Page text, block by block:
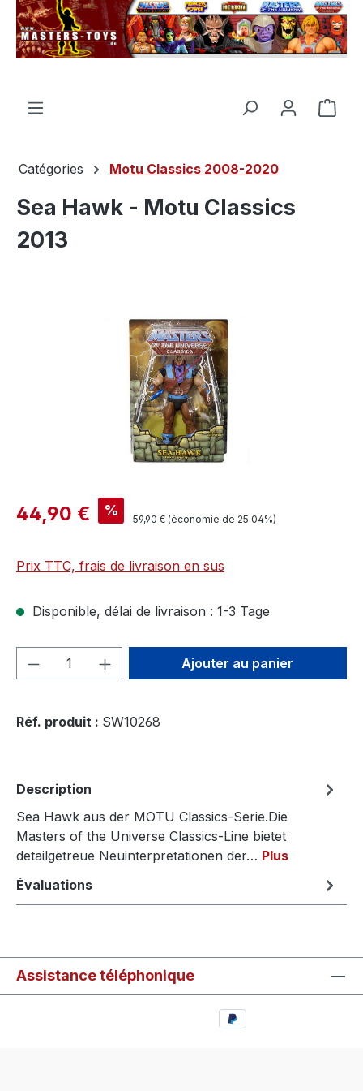
principal
Le
Catégories Motu Classics 2008-2020
Sea Hawk - Motu Classics
2013
44,90 € %
59,90 € (économie de 25.04%)
Prix TTC, frais de livraison en sus
Disponible, délai de livraison : 1-3 Tage
Quantité de produit : Entrez la
Ajouter au panier
Réf. produit : SW10268
Description
Sea Hawk aus der MOTU Classics-Serie.Die
Masters of the Universe Classics-Line bietet
detailgetreue Neuinterpretationen der… Plus
Évaluations
Assistance téléphonique